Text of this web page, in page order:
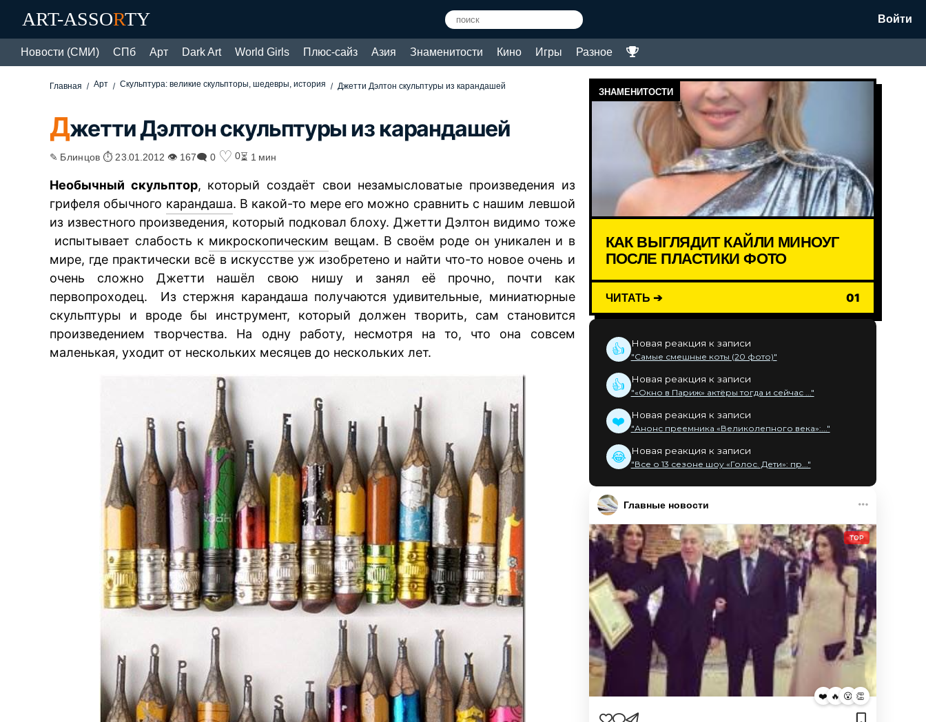
ART-ASSORTY Войти
Новости (СМИ) СПб Арт Dark Art World Girls Плюс-сайз Азия Знаменитости Кино Игры Разное
Главная Арт Скульптура: великие скульпторы, шедевры, история Джетти Дэлтон скульптуры из карандашей
Джетти Дэлтон скульптуры из карандашей
✎ Блинцов ⏱ 23.01.2012 👁 167🗨 0 ♡ 0⏳ 1 мин
Необычный скульптор, который создаёт свои незамысловатые произведения из
грифеля обычного карандаша. В какой-то мере его можно сравнить с нашим левшой
из известного произведения, который подковал блоху. Джетти Дэлтон видимо тоже
испытывает слабость к микроскопическим вещам. В своём роде он уникален и в
мире, где практически всё в искусстве уж изобретено и найти что-то новое очень и
очень сложно Джетти нашёл свою нишу и занял её прочно, почти как
первопроходец. Из стержня карандаша получаются удивительные, миниатюрные
скульптуры и вроде бы инструмент, который должен творить, сам становится
произведением творчества. На одну работу, несмотря на то, что она совсем
маленькая, уходит от нескольких месяцев до нескольких лет.
ЗНАМЕНИТОСТИ
КАК ВЫГЛЯДИТ КАЙЛИ МИНОУГ
ПОСЛЕ ПЛАСТИКИ ФОТО
ЧИТАТЬ ➔ 01
👍 Новая реакция к записи
"Самые смешные коты (20 фото)"
👍 Новая реакция к записи
"«Окно в Париж» актёры тогда и сейчас ..."
❤️ Новая реакция к записи
"Анонс преемника «Великолепного века»:..."
😂 Новая реакция к записи
"Все о 13 сезоне шоу «Голос. Дети»: пр..."
Главные новости
TOP
❤️ 🔥 😮 👏